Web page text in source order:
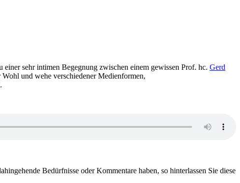
einer sehr intimen Begegnung zwischen einem gewissen Prof. hc. Gerd
und wehe verschiedener Medienformen,
Bedürfnisse oder Kommentare haben, so hinterlassen Sie diese